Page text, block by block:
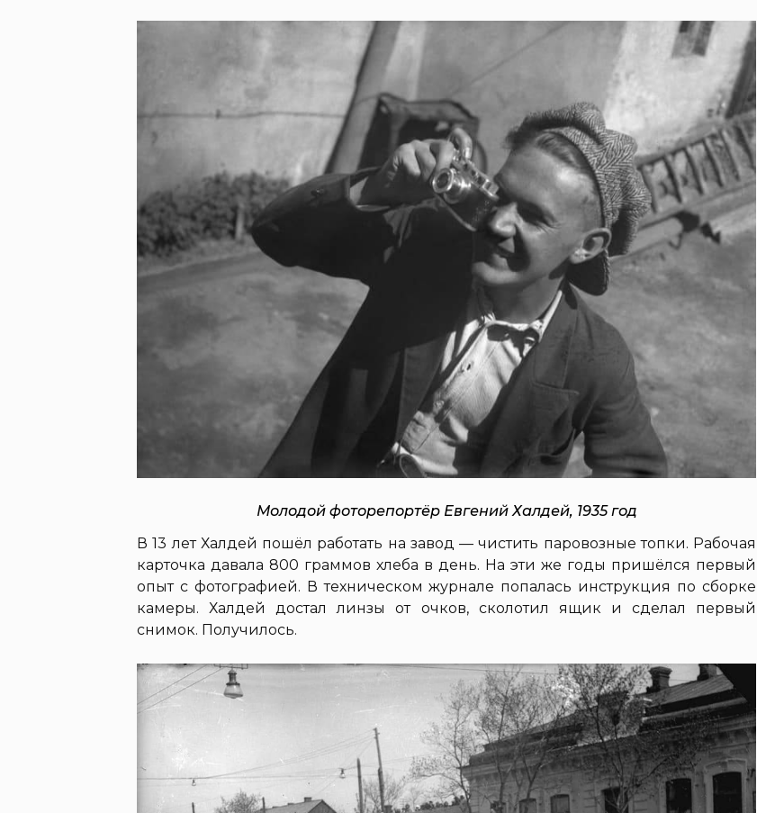
Молодой фоторепортёр Евгений Халдей, 1935 год
В 13 лет Халдей пошёл работать на завод — чистить паровозные топки. Рабочая
карточка давала 800 граммов хлеба в день. На эти же годы пришёлся первый
опыт с фотографией. В техническом журнале попалась инструкция по сборке
камеры. Халдей достал линзы от очков, сколотил ящик и сделал первый
снимок. Получилось.